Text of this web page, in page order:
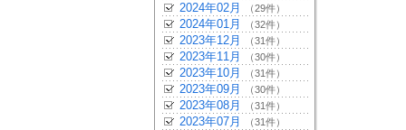
2024年02月 （29件）
2024年01月 （32件）
2023年12月 （31件）
2023年11月 （30件）
2023年10月 （31件）
2023年09月 （30件）
2023年08月 （31件）
2023年07月 （31件）